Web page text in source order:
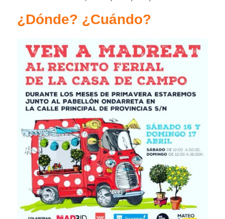
¿Dónde? ¿Cuándo?